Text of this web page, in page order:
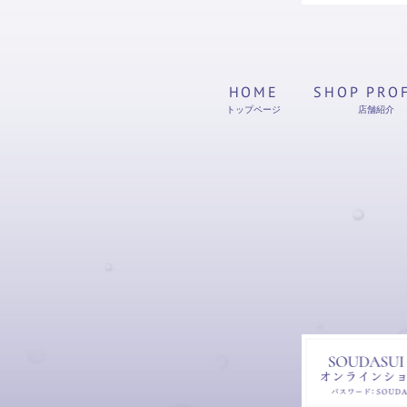
HOME
トップページ
SHOP
店舗紹介